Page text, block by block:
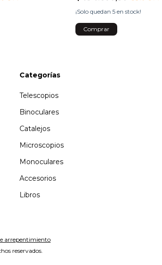
¡Solo quedan 5 en stock!
Categorías
Telescopios
Binoculares
Catalejos
Microscopios
Monoculares
Accesorios
Libros
arrepentimiento
reservados.